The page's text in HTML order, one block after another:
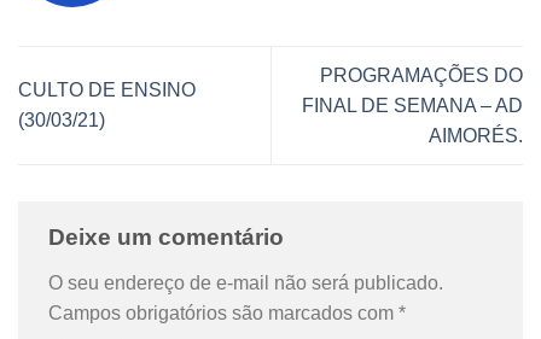
CULTO DE ENSINO
(30/03/21)
PROGRAMAÇÕES DO
FINAL DE SEMANA – AD
AIMORÉS.
Deixe um comentário
O seu endereço de e-mail não será publicado.
Campos obrigatórios são marcados com *